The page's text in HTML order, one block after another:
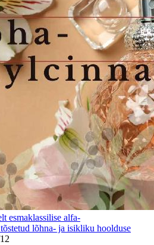
esmaklassilise alfa-
lõhna- ja isikliku hoolduse